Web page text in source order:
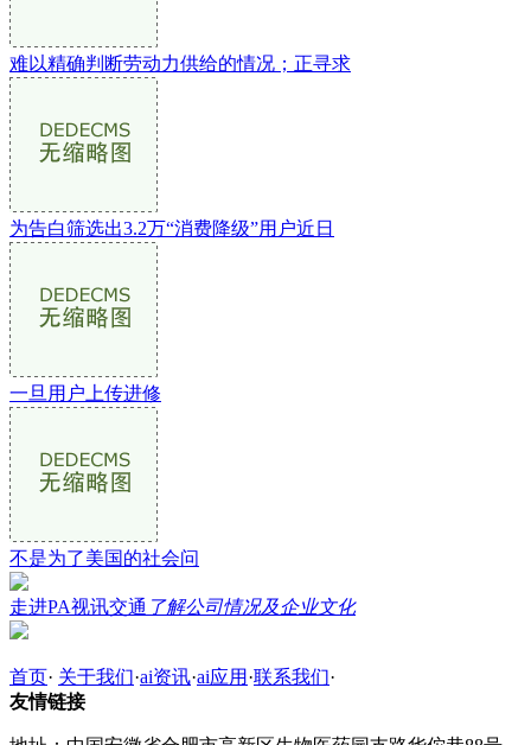
难以精确判断劳动力供给的情况；正寻求
为告白筛选出3.2万“消费降级”用户近日
一旦用户上传进修
不是为了美国的社会问
走进PA视讯交通 了解公司情况及企业文化
首页· 关于我们·ai资讯·ai应用 ·联系我们·
友情链接